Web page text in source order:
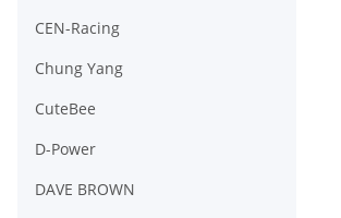
CEN-Racing
Chung Yang
CuteBee
D-Power
DAVE BROWN